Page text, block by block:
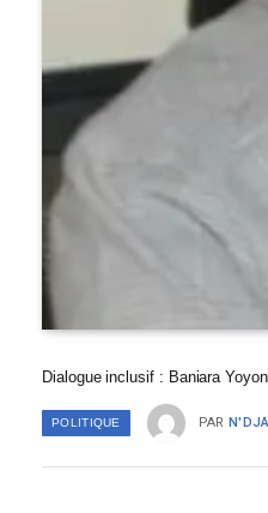
Dialogue inclusif : Baniara
POLITIQUE PAR